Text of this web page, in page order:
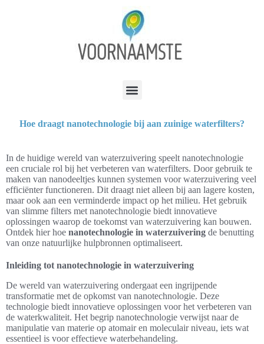
Hoe draagt nanotechnologie bij aan zuinige waterfilters?
In de huidige wereld van waterzuivering speelt nanotechnologie
een cruciale rol bij het verbeteren van waterfilters. Door gebruik te
maken van nanodeeltjes kunnen systemen voor waterzuivering veel
efficiënter functioneren. Dit draagt niet alleen bij aan lagere kosten,
maar ook aan een verminderde impact op het milieu. Het gebruik
van slimme filters met nanotechnologie biedt innovatieve
oplossingen waarop de toekomst van waterzuivering kan bouwen.
Ontdek hier hoe nanotechnologie in waterzuivering de benutting
van onze natuurlijke hulpbronnen optimaliseert.
Inleiding tot nanotechnologie in waterzuivering
De wereld van waterzuivering ondergaat een ingrijpende
transformatie met de opkomst van nanotechnologie. Deze
technologie biedt innovatieve oplossingen voor het verbeteren van
de waterkwaliteit. Het begrip nanotechnologie verwijst naar de
manipulatie van materie op atomair en moleculair niveau, iets wat
essentieel is voor effectieve waterbehandeling.